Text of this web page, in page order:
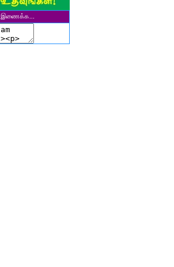
இணைக்க...